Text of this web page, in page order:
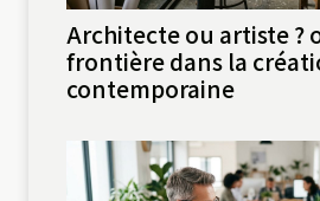
Architecte ou artiste ?
frontière dans la
contemporaine